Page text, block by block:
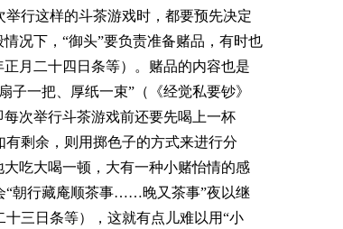
行这样的斗茶游戏时，都要预先决定
况下，“御头”要负责准备赌品，有时也
月二十四日条等）。赌品的内容也是
一把、厚纸一束”（《经觉私要钞》
次举行斗茶游戏前还要先喝上一杯
剩余，则用掷色子的方式来进行分
吃大喝一顿，大有一种小赌怡情的感
“朝行藏庵顺茶事……晚又茶事”夜以继
三日条等），这就有点儿难以用“小